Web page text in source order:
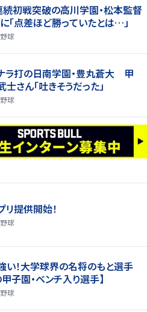
続初戦突破の高川学園・松本監督
「点差ほど勝っていたとは…」
野球
ナラ打の日南学園・豊丸蒼大 甲
さん「吐きそうだった」
野球
提供開始！
野球
い！大学球界の名将のもと選手
子園・ベンチ入り選手】
野球